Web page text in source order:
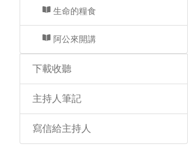
生命的糧食
阿公來開講
下載收聽
主持人筆記
寫信給主持人